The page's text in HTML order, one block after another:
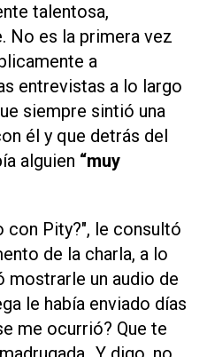
talentosa,
No es la primera vez
a
entrevistas a lo largo
siempre sintió una
él y que detrás del
alguien “muy
Pity?", le consultó
de la charla, a lo
un audio de
le había enviado días
me ocurrió? Que te